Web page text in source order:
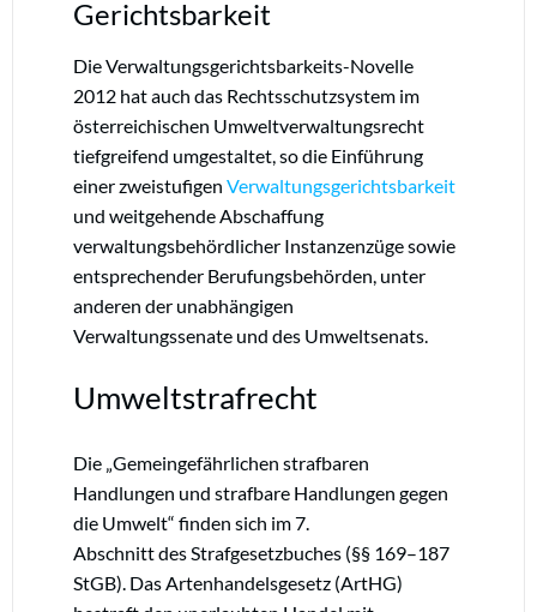
Gerichtsbarkeit
Die Verwaltungsgerichtsbarkeits-Novelle
2012 hat auch das Rechtsschutzsystem im
österreichischen Umweltverwaltungsrecht
tiefgreifend umgestaltet, so die Einführung
einer zweistufigen Verwaltungsgerichtsbarkeit
und weitgehende Abschaffung
verwaltungsbehördlicher Instanzenzüge sowie
entsprechender Berufungsbehörden, unter
anderen der unabhängigen
Verwaltungssenate und des Umweltsenats.
Umweltstrafrecht
Die „Gemeingefährlichen strafbaren
Handlungen und strafbare Handlungen gegen
die Umwelt“ finden sich im 7.
Abschnitt des Strafgesetzbuches (§§ 169–187
StGB). Das Artenhandelsgesetz (ArtHG)